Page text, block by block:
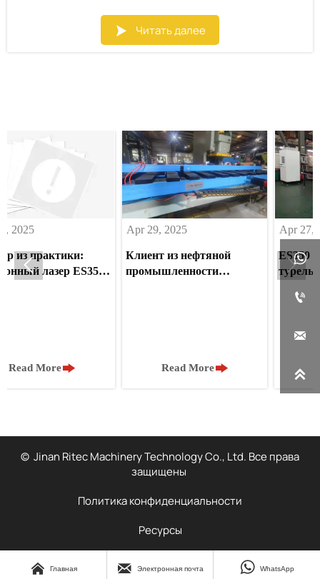
 Читать далее
практики:
лазер ES350
Австралии
More
Apr 29, 2025
Клиент из нефтяной
промышленности
Read More
Apr 27,
ES350
систем
 
© Jinan Ritec Machinery Technology Co., Ltd. Все права
защищены
Политика конфиденциальности
Ресурсы
 Главная  Электронная почта  WhatsApp



